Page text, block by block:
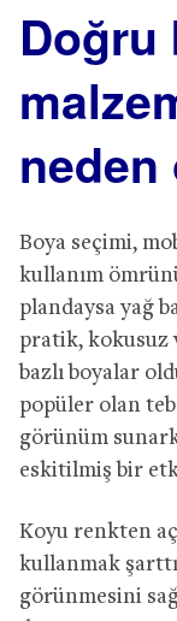
Doğru
Boya seçimi,
kullanım
plandaysa yağ
pratik, kokusuz
bazlı boyalar
popüler olan
görünüm
eskitilmiş bir
Koyu renkten
kullanmak
görünmesini